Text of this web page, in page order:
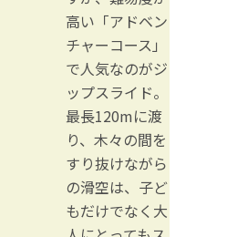
高い「アドベン
チャーコース」
で人気なのがジ
ップスライド。
最長120mに渡
り、木々の間を
すり抜けながら
の滑空は、子ど
もだけでなく大